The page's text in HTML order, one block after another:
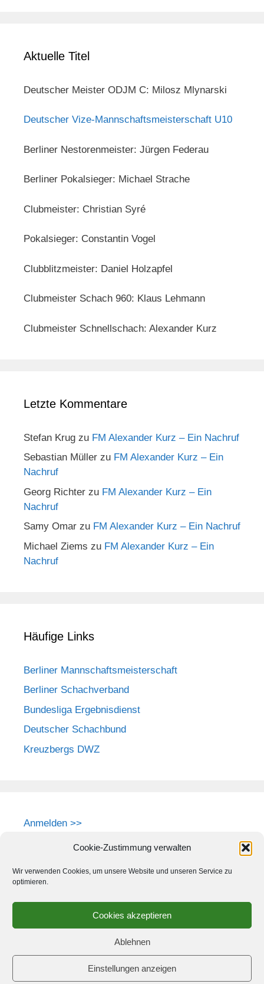
Cookie-Zustimmung verwalten
Wir verwenden Cookies, um unsere Website und unseren Service zu
optimieren.
Cookies akzeptieren
Ablehnen
Einstellungen anzeigen
Aktuelle Titel
Deutscher Meister ODJM C: Milosz Mlynarski
Deutscher Vize-Mannschaftsmeisterschaft U10
Berliner Nestorenmeister: Jürgen Federau
Berliner Pokalsieger: Michael Strache
Clubmeister: Christian Syré
Pokalsieger: Constantin Vogel
Clubblitzmeister: Daniel Holzapfel
Clubmeister Schach 960: Klaus Lehmann
Clubmeister Schnellschach: Alexander Kurz
Letzte Kommentare
Stefan Krug zu FM Alexander Kurz – Ein Nachruf
Sebastian Müller zu FM Alexander Kurz – Ein
Nachruf
Georg Richter zu FM Alexander Kurz – Ein
Nachruf
Samy Omar zu FM Alexander Kurz – Ein Nachruf
Michael Ziems zu FM Alexander Kurz – Ein
Nachruf
Häufige Links
Berliner Mannschaftsmeisterschaft
Berliner Schachverband
Bundesliga Ergebnisdienst
Deutscher Schachbund
Kreuzbergs DWZ
Anmelden >>
© 2026 Schach-Club Kreuzberg e.V. GeneratePress